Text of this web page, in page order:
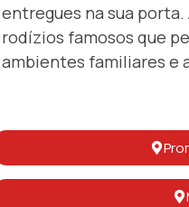
entregues na sua porta.
rodízios famosos que
ambientes familiares e